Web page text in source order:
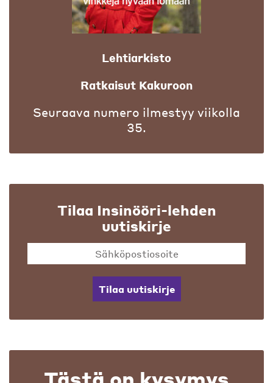
Lehtiarkisto
Ratkaisut Kakuroon
Seuraava numero ilmestyy viikolla
35.
Tilaa Insinööri-lehden
uutiskirje
Tilaa uutiskirje